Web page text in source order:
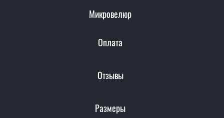
Микровелюр
Оплата
Отзывы
Размеры